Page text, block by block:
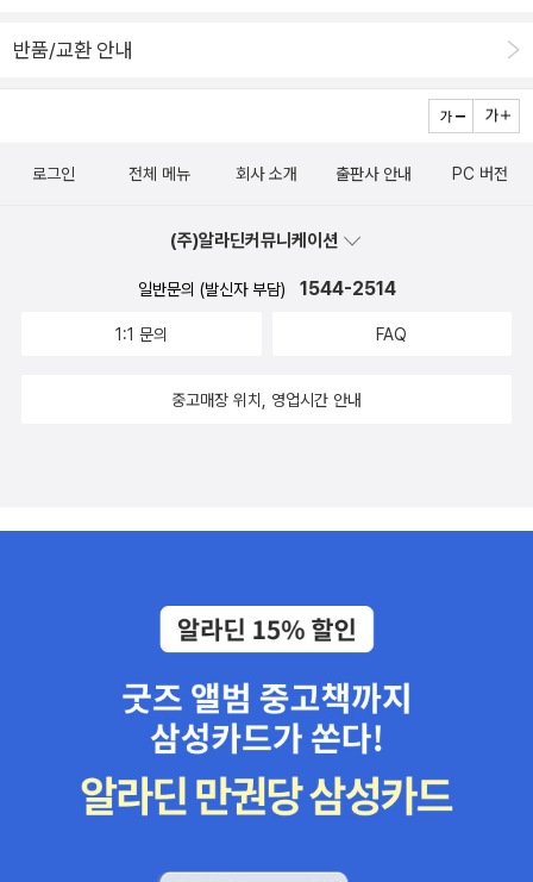
반품/교환 안내
로그인 전체 메뉴 회사 소개 출판사 안내 PC 버전
(주)알라딘커뮤니케이션
일반문의 (발신자 부담) 1544-2514
1:1 문의 FAQ
중고매장 위치, 영업시간 안내